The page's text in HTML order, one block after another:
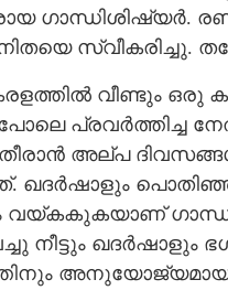
ഗാന്ധിശിഷ്യർ.
സ്വീകരിച്ചു.
വീണ്ടും ഒരു
പ്രവർത്തിച്ച
അല്പ
ഖദർഷാളും പൊതിഞ്ഞു
വയ്കകുകയാണ്
നീട്ടും ഖദർഷാളും
അനുയോജ്യമായ